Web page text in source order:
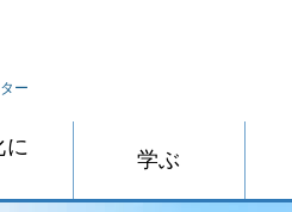
ー
に
学ぶ